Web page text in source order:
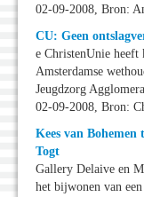
02-09-2008, Bron:
CU: Geen
e ChristenUnie heeft
Amsterdamse
Jeugdzorg
02-09-2008, Bron:
Kees van
Togt
Gallery Delaive en
het bijwonen van